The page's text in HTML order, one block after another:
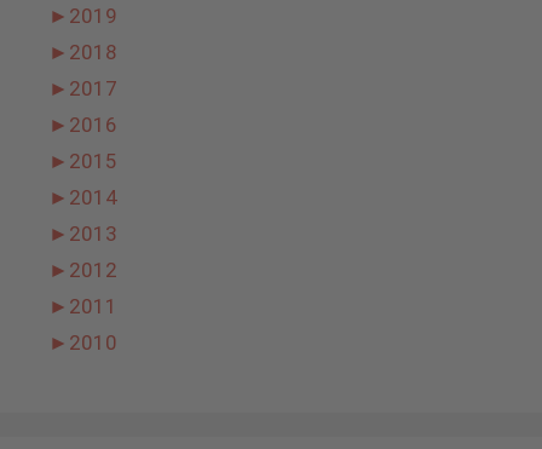
► 2019
► 2018
► 2017
► 2016
► 2015
► 2014
► 2013
► 2012
► 2011
► 2010